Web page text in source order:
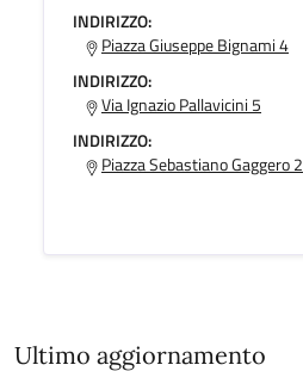
INDIRIZZO:
Piazza Giuseppe Bignami 4
INDIRIZZO:
Via Ignazio Pallavicini 5
INDIRIZZO:
Piazza Sebastiano Gaggero 2
Ultimo aggiornamento